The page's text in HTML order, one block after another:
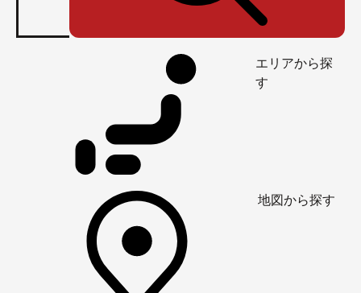
エリアから探
す
地図から探す